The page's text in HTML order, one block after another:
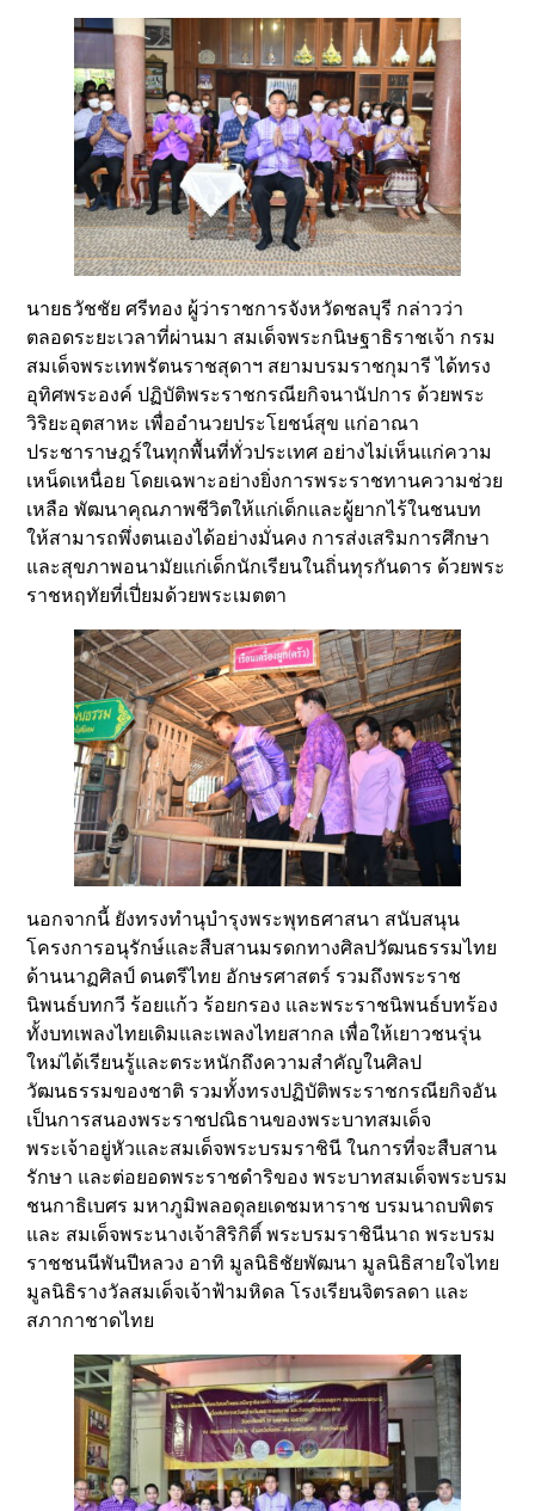
นายธวัชชัย ศรีทอง ผู้ว่าราชการจังหวัดชลบุรี กล่าวว่า
ตลอดระยะเวลาที่ผ่านมา สมเด็จพระกนิษฐาธิราชเจ้า กรม
สมเด็จพระเทพรัตนราชสุดาฯ สยามบรมราชกุมารี ได้ทรง
อุทิศพระองค์ ปฏิบัติพระราชกรณียกิจนานัปการ ด้วยพระ
วิริยะอุตสาหะ เพื่ออำนวยประโยชน์สุข แก่อาณา
ประชาราษฎร์ในทุกพื้นที่ทั่วประเทศ อย่างไม่เห็นแก่ความ
เหน็ดเหนื่อย โดยเฉพาะอย่างยิ่งการพระราชทานความช่วย
เหลือ พัฒนาคุณภาพชีวิตให้แก่เด็กและผู้ยากไร้ในชนบท
ให้สามารถพึ่งตนเองได้อย่างมั่นคง การส่งเสริมการศึกษา
และสุขภาพอนามัยแก่เด็กนักเรียนในถิ่นทุรกันดาร ด้วยพระ
ราชหฤทัยที่เปี่ยมด้วยพระเมตตา
นอกจากนี้ ยังทรงทำนุบำรุงพระพุทธศาสนา สนับสนุน
โครงการอนุรักษ์และสืบสานมรดกทางศิลปวัฒนธรรมไทย
ด้านนาฏศิลป์ ดนตรีไทย อักษรศาสตร์ รวมถึงพระราช
นิพนธ์บทกวี ร้อยแก้ว ร้อยกรอง และพระราชนิพนธ์บทร้อง
ทั้งบทเพลงไทยเดิมและเพลงไทยสากล เพื่อให้เยาวชนรุ่น
ใหม่ได้เรียนรู้และตระหนักถึงความสำคัญในศิลป
วัฒนธรรมของชาติ รวมทั้งทรงปฏิบัติพระราชกรณียกิจอัน
เป็นการสนองพระราชปณิธานของพระบาทสมเด็จ
พระเจ้าอยู่หัวและสมเด็จพระบรมราชินี ในการที่จะสืบสาน
รักษา และต่อยอดพระราชดำริของ พระบาทสมเด็จพระบรม
ชนกาธิเบศร มหาภูมิพลอดุลยเดชมหาราช บรมนาถบพิตร
และ สมเด็จพระนางเจ้าสิริกิติ์ พระบรมราชินีนาถ พระบรม
ราชชนนีพันปีหลวง อาทิ มูลนิธิชัยพัฒนา มูลนิธิสายใจไทย
มูลนิธิรางวัลสมเด็จเจ้าฟ้ามหิดล โรงเรียนจิตรลดา และ
สภากาชาดไทย